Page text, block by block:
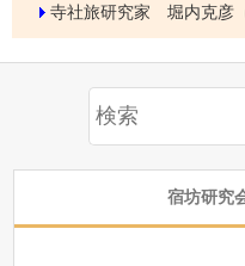
寺社旅研究家 堀内克彦
宿坊研究